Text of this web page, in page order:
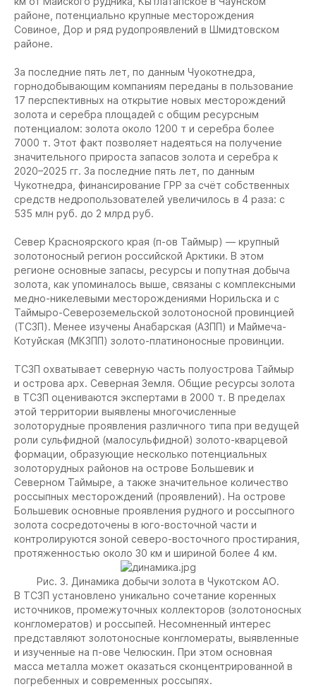
районе, потенциально крупные месторождения
Совиное, Дор и ряд рудопроявлений в Шмидтовском
районе.
За последние пять лет, по данным Чуокотнедра,
горнодобывающим компаниям переданы в пользование
17 перспективных на открытие новых месторождений
золота и серебра площадей с общим ресурсным
потенциалом: золота около 1200 т и серебра более
7000 т. Этот факт позволяет надеяться на получение
значительного прироста запасов золота и серебра к
2020–2025 гг. За последние пять лет, по данным
Чукотнедра, финансирование ГРР за счёт собственных
средств недропользователей увеличилось в 4 раза: с
535 млн руб. до 2 млрд руб.
Север Красноярского края (п-ов Таймыр) — крупный
золотоносный регион российской Арктики. В этом
регионе основные запасы, ресурсы и попутная добыча
золота, как упоминалось выше, связаны с комплексными
медно-никелевыми месторождениями Норильска и с
Таймыро-Североземельской золотоносной провинцией
(ТСЗП). Менее изучены Анабарская (АЗПП) и Маймеча-
Котуйская (МКЗПП) золото-платиноносные провинции.
ТСЗП охватывает северную часть полуострова Таймыр
и острова арх. Северная Земля. Общие ресурсы золота
в ТСЗП оцениваются экспертами в 2000 т. В пределах
этой территории выявлены многочисленные
золоторудные проявления различного типа при ведущей
роли сульфидной (малосульфидной) золото-кварцевой
формации, образующие несколько потенциальных
золоторудных районов на острове Большевик и
Северном Таймыре, а также значительное количество
россыпных месторождений (проявлений). На острове
Большевик основные проявления рудного и россыпного
золота сосредоточены в юго-восточной части и
контролируются зоной северо-восточного простирания,
протяженностью около 30 км и шириной более 4 км.
Рис. 3. Динамика добычи золота в Чукотском АО.
В ТСЗП установлено уникально сочетание коренных
источников, промежуточных коллекторов (золотоносных
конгломератов) и россыпей. Несомненный интерес
представляют золотоносные конгломераты, выявленные
и изученные на п-ове Челюскин. При этом основная
масса металла может оказаться сконцентрированной в
погребенных и современных россыпях.